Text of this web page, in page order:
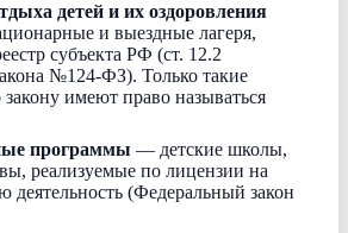
детей и их оздоровления
и выездные лагеря,
субъекта РФ (ст. 12.2
№124-ФЗ). Только такие
имеют право называться
программы — детские школы,
реализуемые по лицензии на
деятельность (Федеральный закон